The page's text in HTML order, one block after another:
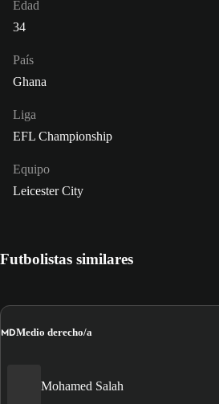
Edad
34
País
Ghana
Liga
EFL Championship
Equipo
Leicester City
Futbolistas similares
MDMedio derecho/a
Mohamed Salah